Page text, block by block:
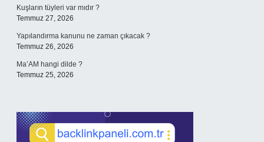
Kuşların tüyleri var mıdır ?
Temmuz 27, 2026
Yapılandırma kanunu ne zaman çıkacak ?
Temmuz 26, 2026
Ma’AM hangi dilde ?
Temmuz 25, 2026